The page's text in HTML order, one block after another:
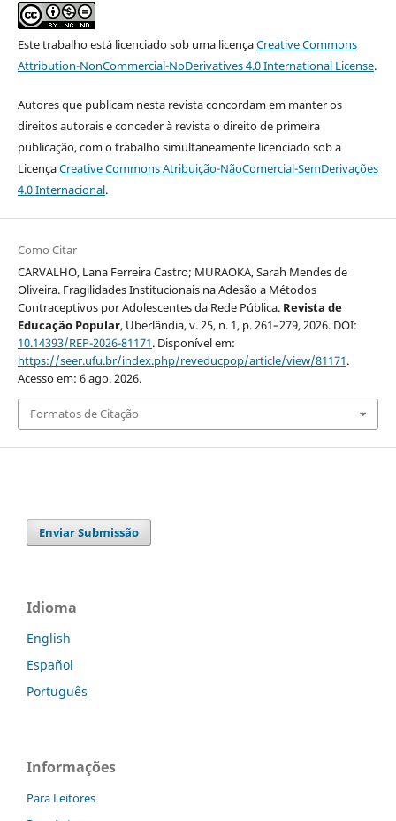
Este trabalho está licenciado sob uma licençaCreative Commons
Attribution-NonCommercial-NoDerivatives 4.0 International License.
Autores que publicam nesta revista concordam em manter os
direitos autorais e conceder à revista o direito de primeira
publicação, com o trabalho simultaneamente licenciado sob a
LicençaCreative Commons Atribuição-NãoComercial-SemDerivações
4.0 Internacional.
Como Citar
CARVALHO, Lana Ferreira Castro; MURAOKA, Sarah Mendes de
Oliveira. Fragilidades Institucionais na Adesão a Métodos
Contraceptivos por Adolescentes da Rede Pública. Revista de
Educação Popular, Uberlândia, v. 25, n. 1, p. 261–279, 2026. DOI:
10.14393/REP-2026-81171. Disponível em:
https://seer.ufu.br/index.php/reveducpop/article/view/81171.
Acesso em: 6 ago. 2026.
Formatos de Citação
Enviar Submissão
Idioma
English
Español
Português
Informações
Para Leitores